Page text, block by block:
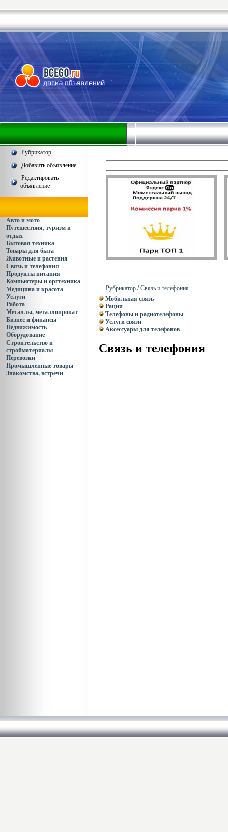
Рубрикатор
Добавить объявление
Редактировать
объявление
Авто и мото
Путешествия, туризм и
отдых
Бытовая техника
Товары для быта
Животные и растения
Связь и телефония
Продукты питания
Компьютеры и оргтехника
Медицина и красота
Услуги
Работа
Металлы, металлопрокат
Бизнес и финансы
Недвижимость
Оборудование
Строительство и
стройматериалы
Перевозки
Промышленные товары
Знакомства, встречи
Рубрикатор /Связь и телефония
Мобильная связь
Рации
Телефоны и радиотелефоны
Услуги связи
Аксессуары для телефонов
Связь и телефония